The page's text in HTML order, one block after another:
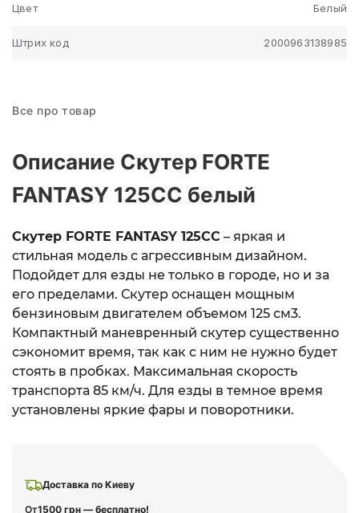
Цвет Белый
Штрих код 2000963138985
Доставка по Киеву
От1500 грн — бесплатно!
Все про товар
Описание Скутер FORTE
FANTASY 125CC белый
Скутер FORTE FANTASY 125CC – яркая и
стильная модель с агрессивным дизайном.
Подойдет для езды не только в городе, но и за
его пределами. Скутер оснащен мощным
бензиновым двигателем объемом 125 см3.
Компактный маневренный скутер существенно
сэкономит время, так как с ним не нужно будет
стоять в пробках. Максимальная скорость
транспорта 85 км/ч. Для езды в темное время
установлены яркие фары и поворотники.